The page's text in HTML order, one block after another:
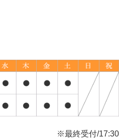
※最終受付/17:30